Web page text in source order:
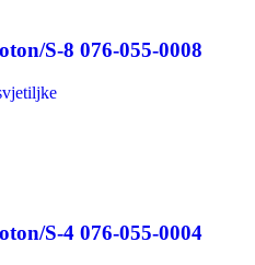
S-8 076-055-0008
S-4 076-055-0004